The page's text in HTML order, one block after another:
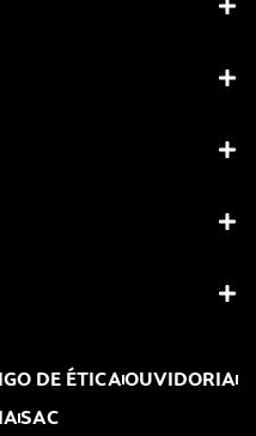
DE ÉTICAOUVIDORIA
SAC